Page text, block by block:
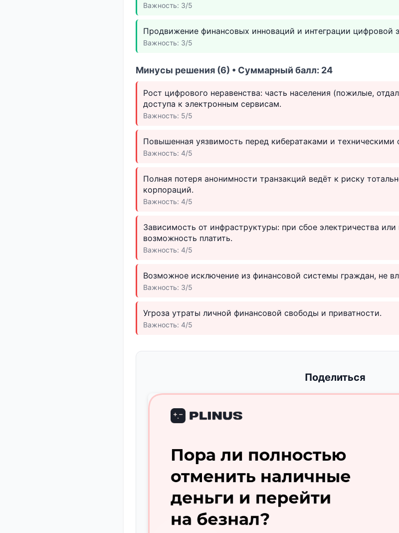
Важность: 3/5
Продвижение финансовых инноваций и интеграции цифровой
Важность: 3/5
Минусы решения (6) • Суммарный балл: 24
Рост цифрового неравенства: часть населения (пожилые,
доступа к электронным сервисам.
Важность: 5/5
Повышенная уязвимость перед кибератаками и
Важность: 4/5
Полная потеря анонимности транзакций ведёт к риску
корпораций.
Важность: 4/5
Зависимость от инфраструктуры: при сбое электричества
возможность платить.
Важность: 4/5
Возможное исключение из финансовой системы граждан, не
Важность: 3/5
Угроза утраты личной финансовой свободы и приватности.
Важность: 4/5
Поделиться